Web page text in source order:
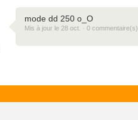
mode dd 250 o_O
Mis à jour le 28 oct. · 0 commentaire(s)